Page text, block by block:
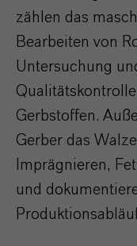
zählen das
Bearbeiten von
Untersuchung
Gerbstoffen.
Gerber das
lmprägnieren,
und